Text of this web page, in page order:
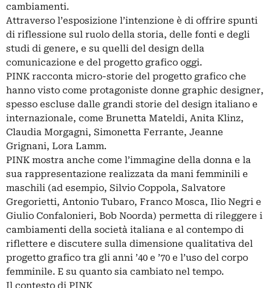
cambiamenti.
Attraverso l’esposizione l’intenzione è di offrire spunti
di riflessione sul ruolo della storia, delle fonti e degli
studi di genere, e su quelli del design della
comunicazione e del progetto grafico oggi.
PINK racconta micro-storie del progetto grafico che
hanno visto come protagoniste donne graphic designer,
spesso escluse dalle grandi storie del design italiano e
internazionale, come Brunetta Mateldi, Anita Klinz,
Claudia Morgagni, Simonetta Ferrante, Jeanne
Grignani, Lora Lamm.
PINK mostra anche come l’immagine della donna e la
sua rappresentazione realizzata da mani femminili e
maschili (ad esempio, Silvio Coppola, Salvatore
Gregorietti, Antonio Tubaro, Franco Mosca, Ilio Negri e
Giulio Confalonieri, Bob Noorda) permetta di rileggere i
cambiamenti della società italiana e al contempo di
riflettere e discutere sulla dimensione qualitativa del
progetto grafico tra gli anni ’40 e ’70 e l’uso del corpo
femminile. E su quanto sia cambiato nel tempo.
Il contesto di PINK